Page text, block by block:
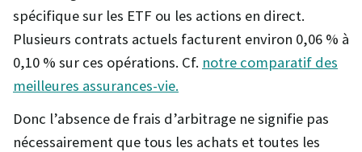
spécifique sur les ETF ou les actions en direct.
Plusieurs contrats actuels facturent environ 0,06 % à
0,10 % sur ces opérations. Cf. notre comparatif des
meilleures assurances-vie.
Donc l’absence de frais d’arbitrage ne signifie pas
nécessairement que tous les achats et toutes les